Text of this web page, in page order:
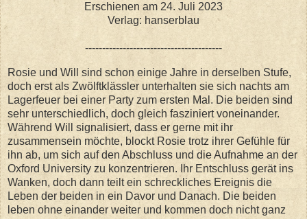
Erschienen am 24. Juli 2023
Verlag: hanserblau
----------------------------------------
Rosie und Will sind schon einige Jahre in derselben Stufe,
doch erst als Zwölftklässler unterhalten sie sich nachts am
Lagerfeuer bei einer Party zum ersten Mal. Die beiden sind
sehr unterschiedlich, doch gleich fasziniert voneinander.
Während Will signalisiert, dass er gerne mit ihr
zusammensein möchte, blockt Rosie trotz ihrer Gefühle für
ihn ab, um sich auf den Abschluss und die Aufnahme an der
Oxford University zu konzentrieren. Ihr Entschluss gerät ins
Wanken, doch dann teilt ein schreckliches Ereignis die
Leben der beiden in ein Davor und Danach. Die beiden
leben ohne einander weiter und kommen doch nicht ganz